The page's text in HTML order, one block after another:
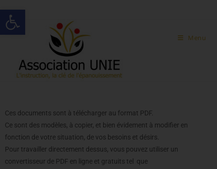
Ouvrir la barre d’outils
Menu
Ces documents sont à télécharger au format PDF.
Ce sont des modèles, à copier, et bien évidement à modifier en
fonction de votre situation, de vos besoins et désirs.
Pour travailler directement dessus, vous pouvez utiliser un
convertisseur de PDF en ligne et gratuits tel que